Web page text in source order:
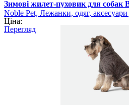
Зимові жилет-пуховик для собак
Noble Pet, Лежанки, одяг,
Ціна:
Перегляд